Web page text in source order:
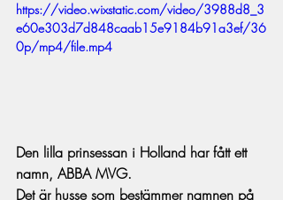
https://video.wixstatic.com/video/3988d8_3
e60e303d7d848caab15e9184b91a3ef/36
0p/mp4/file.mp4
Den lilla prinsessan i Holland har fått ett
namn, ABBA MVG.
Det är husse som bestämmer namnen på